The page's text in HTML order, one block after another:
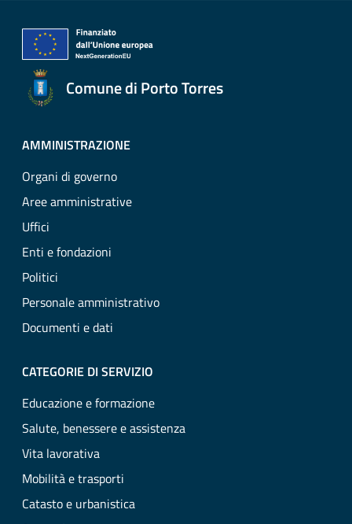
Comune di Porto Torres
AMMINISTRAZIONE
Organi di governo
Aree amministrative
Uffici
Enti e fondazioni
Politici
Personale amministrativo
Documenti e dati
CATEGORIE DI SERVIZIO
Educazione e formazione
Salute, benessere e assistenza
Vita lavorativa
Mobilità e trasporti
Catasto e urbanistica